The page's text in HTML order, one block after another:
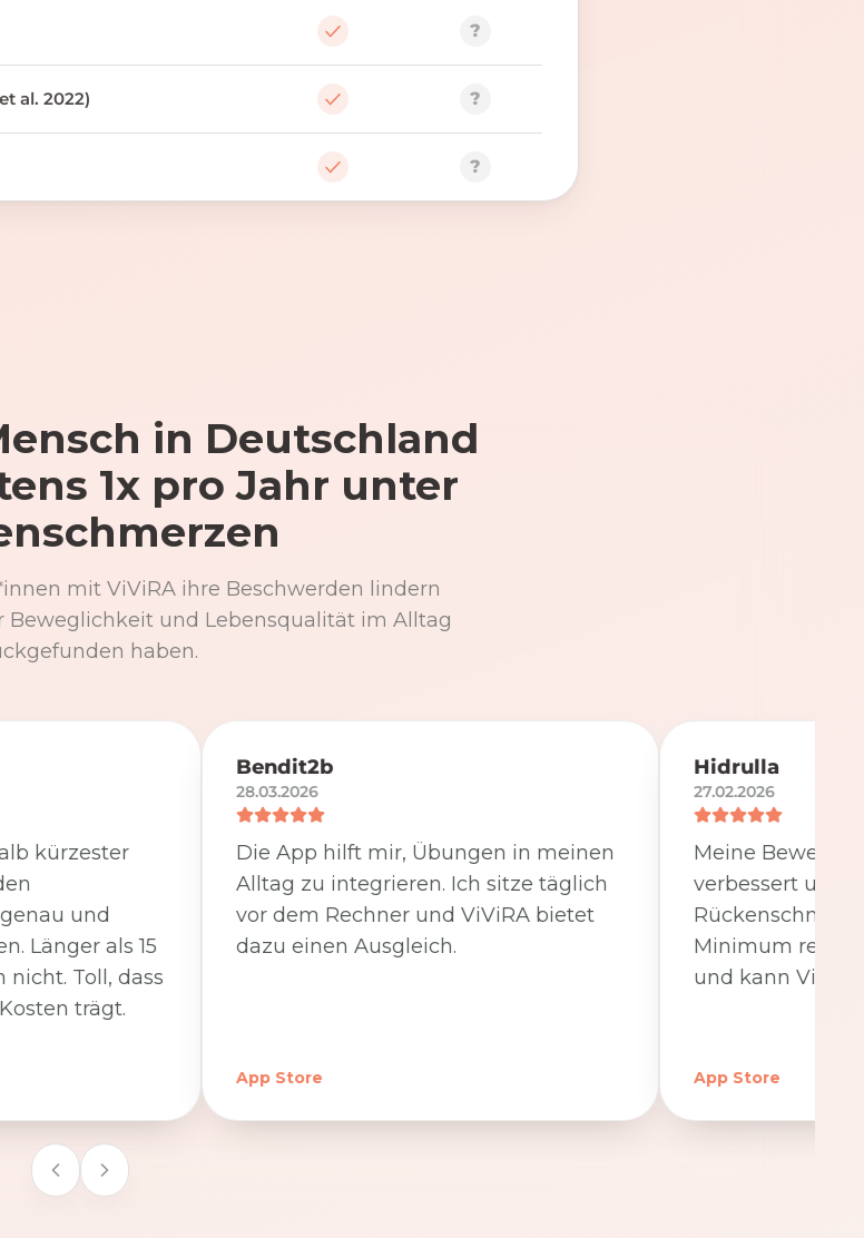
?
al. 2022) ?
?
in Deutschland
1x pro Jahr unter
mit ViViRA ihre Beschwerden lindern
und Lebensqualität im Alltag
haben.
kürzester
und
Länger als 15
Toll, dass
trägt.
Bendit2b
28.03.2026
Die App hilft mir, Übungen in meinen
Alltag zu integrieren. Ich sitze täglich
vor dem Rechner und ViViRA bietet
dazu einen Ausgleich.
App Store
Hidrulla
27.02.2026
Meine
verbessert und
Minimum
und kann
App Store